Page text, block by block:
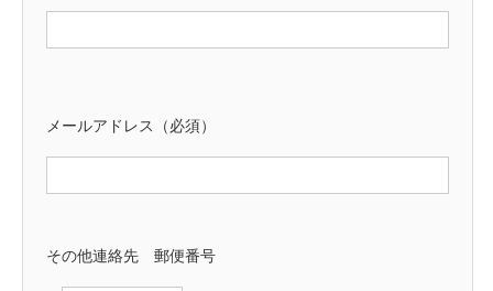
メールアドレス（必須）
その他連絡先 郵便番号